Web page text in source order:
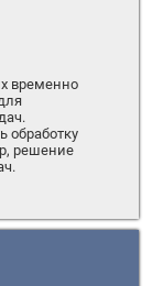
временно
обработку
решение